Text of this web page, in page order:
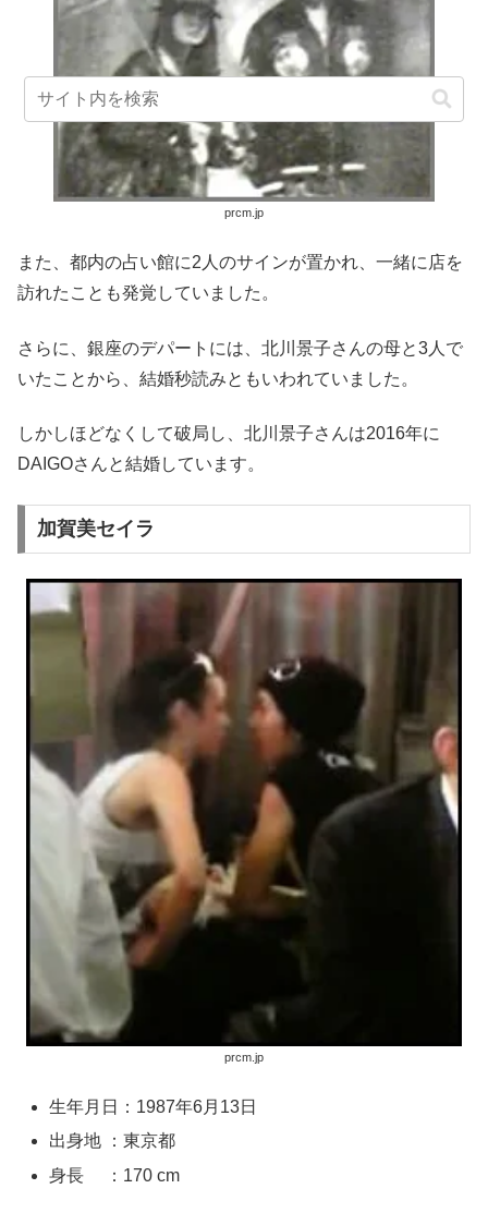
prcm.jp
また、都内の占い館に2人のサインが置かれ、一緒に店を
訪れたことも発覚していました。
さらに、銀座のデパートには、北川景子さんの母と3人で
いたことから、結婚秒読みともいわれていました。
しかしほどなくして破局し、北川景子さんは2016年に
DAIGOさんと結婚しています。
加賀美セイラ
prcm.jp
生年月日：1987年6月13日
出身地 ：東京都
身長 ：170 cm